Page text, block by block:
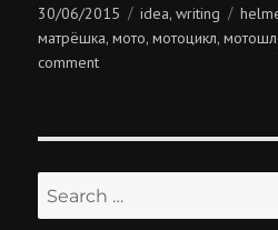
Posted
on
30/06/2015 Categories
idea,writing Tags
матрёшка,мото,мотоцикл,
commenton
Search
for: